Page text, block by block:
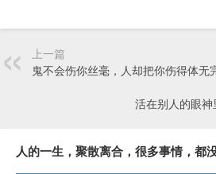
上一篇
鬼不会伤你丝毫，人却把你伤得体无
活在别人的眼
人的一生，聚散离合，很多事情，都